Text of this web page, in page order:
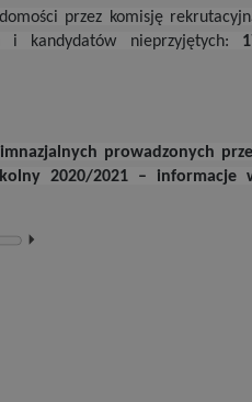
przez komisję
i kandydatów nieprzyjętych:
prowadzonych
2020/2021 – informacje
⏵︎